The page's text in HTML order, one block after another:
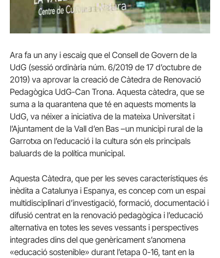
Ara fa un any i escaig que el Consell de Govern de la
UdG (sessió ordinària núm. 6/2019 de 17 d’octubre de
2019) va aprovar la creació de Càtedra de Renovació
Pedagògica UdG-Can Trona. Aquesta càtedra, que se
suma a la quarantena que té en aquests moments la
UdG, va néixer a iniciativa de la mateixa Universitat i
l’Ajuntament de la Vall d’en Bas –un municipi rural de la
Garrotxa on l’educació i la cultura són els principals
baluards de la política municipal.
Aquesta Càtedra, que per les seves característiques és
inèdita a Catalunya i Espanya, es concep com un espai
multidisciplinari d’investigació, formació, documentació i
difusió centrat en la renovació pedagògica i l’educació
alternativa en totes les seves vessants i perspectives
integrades dins del que genèricament s’anomena
«educació sostenible» durant l’etapa 0-16, tant en la